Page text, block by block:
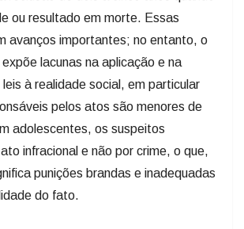
ou resultado em morte. Essas
avanços importantes; no entanto, o
expõe lacunas na aplicação e na
à realidade social, em particular
pelos atos são menores de
adolescentes, os suspeitos
infracional e não por crime, o que,
punições brandas e inadequadas
do fato.